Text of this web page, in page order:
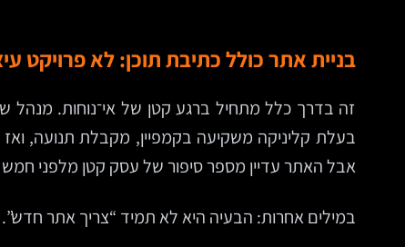
בניית אתר כולל כתיבת תוכן: לא פרויקט
זה בדרך כלל מתחיל ברגע קטן של אי־נוחות. מנהל
אבל האתר עדיין מספר סיפור של עסק קטן מלפני
במילים אחרות: הבעיה היא לא תמיד “צריך אתר